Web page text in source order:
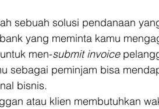
sebuah solusi pendanaan
yang meminta kamu
men-submit invoice
sebagai peminjam bisa
bisnis.
atau klien membutuhkan